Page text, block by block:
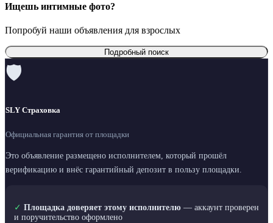
Ищешь интимные фото?
Попробуй наши объявления для взрослых
Подробный поиск
🛡
SLY Страховка
Официальная гарантия от площадки
Это объявление размещено исполнителем, который прошёл
верификацию и внёс гарантийный депозит в пользу площадки.
✓ Площадка доверяет этому исполнителю — аккаунт проверен
и поручительство оформлено